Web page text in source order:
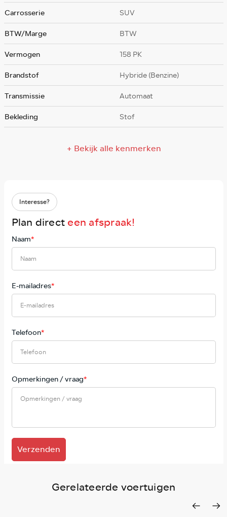
Carrosserie
SUV
BTW/Marge
BTW
Vermogen
158 PK
Brandstof
Hybride (Benzine)
Transmissie
Automaat
Bekleding
Stof
+ Bekijk alle kenmerken
Interesse?
Plan directeen afspraak!
Naam*
E-mailadres*
Telefoon*
Opmerkingen / vraag*
Verzenden
Gerelateerde voertuigen